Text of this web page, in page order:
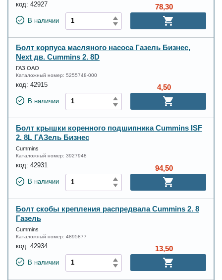
код: 42927
В наличии
78,30
Болт корпуса масляного насоса Газель Бизнес,
Next дв. Cummins 2. 8D
ГАЗ ОАО
Каталожный номер: 5255748-000
код: 42915
В наличии
4,50
Болт крышки коренного подшипника Cummins ISF
2. 8L ГАЗель Бизнес
Cummins
Каталожный номер: 3927948
код: 42931
В наличии
94,50
Болт скобы крепления распредвала Cummins 2. 8
Газель
Cummins
Каталожный номер: 4895877
код: 42934
В наличии
13,50